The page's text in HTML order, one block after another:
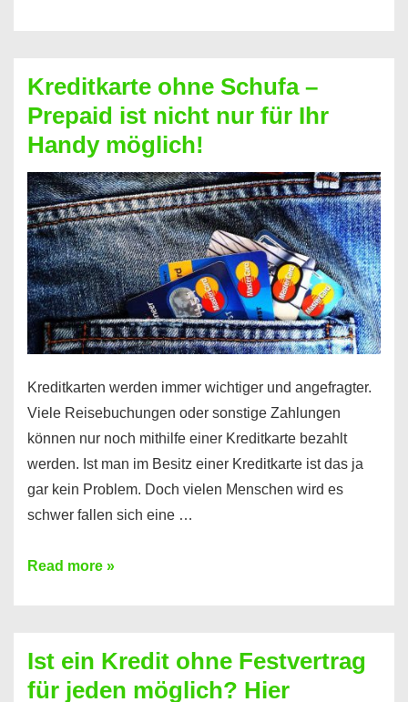
Neueröffnung
trotz
Schufaeintrag
möglich
Kreditkarte ohne Schufa –
Prepaid ist nicht nur für Ihr
Handy möglich!
Kreditkarten werden immer wichtiger und angefragter.
Viele Reisebuchungen oder sonstige Zahlungen
können nur noch mithilfe einer Kreditkarte bezahlt
werden. Ist man im Besitz einer Kreditkarte ist das ja
gar kein Problem. Doch vielen Menschen wird es
schwer fallen sich eine …
Kreditkarte
Prepaid
ist
Read more »
Ist ein Kredit ohne Festvertrag
für jeden möglich? Hier